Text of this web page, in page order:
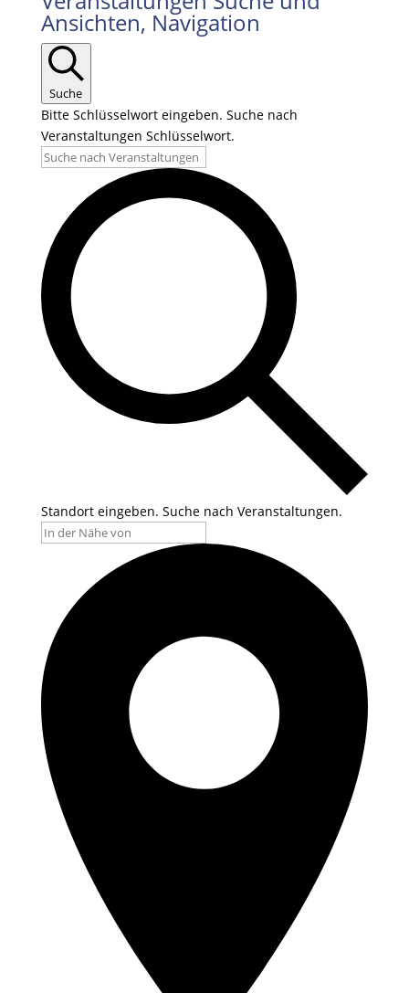
Ansichten, Navigation
Suche
Bitte Schlüsselwort eingeben. Suche nach
Veranstaltungen Schlüsselwort.
Standort eingeben. Suche nach Veranstaltungen.